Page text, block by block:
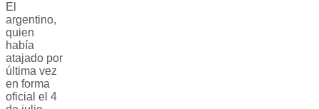
El
argentino,
quien
había
atajado por
última vez
en forma
oficial el 4